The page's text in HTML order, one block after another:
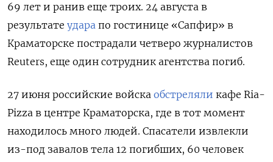
69 лет и ранив еще троих. 24 августа в
результате удара по гостинице «Сапфир» в
Краматорске пострадали четверо журналистов
Reuters, еще один сотрудник агентства погиб.
27 июня российские войска обстреляли кафе Ria-
Pizza в центре Краматорска, где в тот момент
находилось много людей. Спасатели извлекли
из-под завалов тела 12 погибших, 60 человек